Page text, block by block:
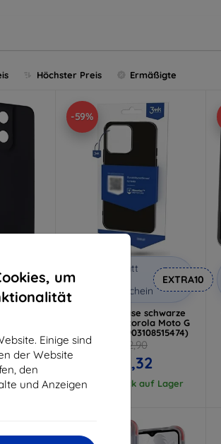
um
Einige sind
der Website
den
und Anzeigen
Höchster Preis Ermäßigte
EXTRA10
2026
-59%
Rabatt
Gutschein
EXTRA10
3MK Matt Case schwarze
Hülle für Motorola Moto G
Play 2023 (5903108515474)
€ 12,90
€ 5,32
Letztes Stück auf Lager
-69%